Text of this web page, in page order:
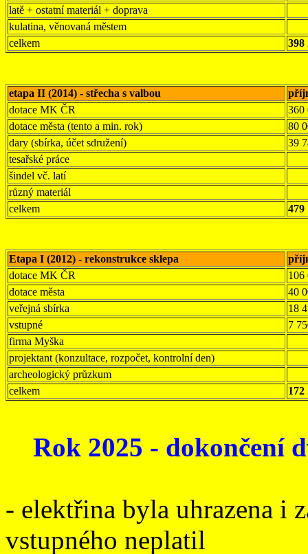
latě + ostatní materiál + doprava
kulatina, věnovaná městem
celkem
398
etapa II (2014) - střecha s valbou
dotace MK ČR
360
dotace města (tento a min. rok)
80
dary (sbírka, účet sdružení)
39
tesařské práce
šindel vč. latí
různý materiál
celkem
479
Etapa I (2012) - rekonstrukce sklepa
dotace MK ČR
106
dotace města
40
veřejná sbírka
18
vstupné
7
firma Myška
projektant (konzultace, rozpočet, kontrolní den)
archeologický průzkum
celkem
172
Rok 2025 - dokončení
- elektřina byla uhrazena i
vstupného neplatil